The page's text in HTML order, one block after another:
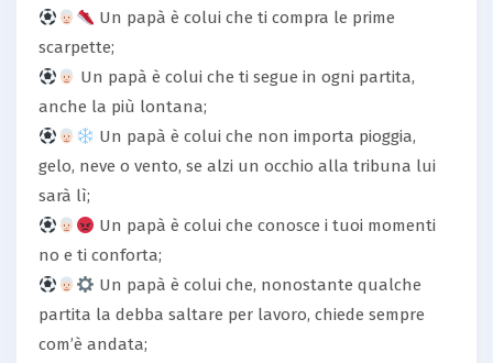
Un papà è colui che ti compra le prime
scarpette;
Un papà è colui che ti segue in ogni partita,
anche la più lontana;
Un papà è colui che non importa pioggia,
gelo, neve o vento, se alzi un occhio alla tribuna lui
sarà lì;
Un papà è colui che conosce i tuoi momenti
no e ti conforta;
Un papà è colui che, nonostante qualche
partita la debba saltare per lavoro, chiede sempre
com’è andata;